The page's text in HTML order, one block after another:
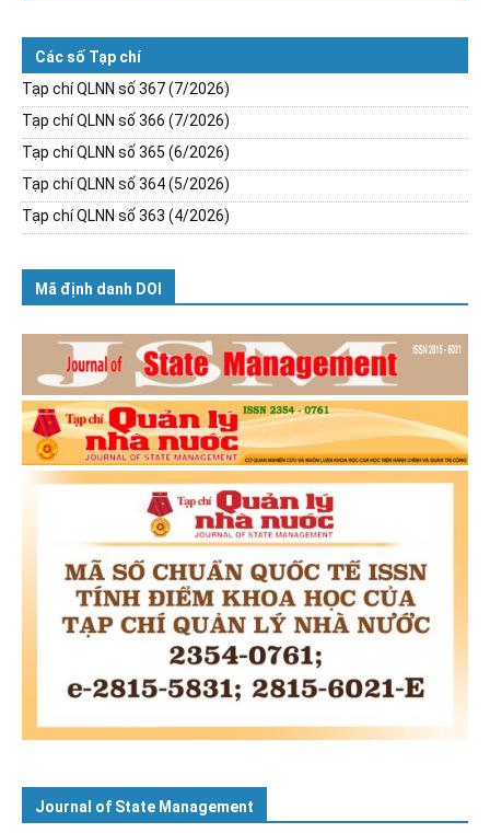
Các số Tạp chí
Tạp chí QLNN số 367 (7/2026)
Tạp chí QLNN số 366 (7/2026)
Tạp chí QLNN số 365 (6/2026)
Tạp chí QLNN số 364 (5/2026)
Tạp chí QLNN số 363 (4/2026)
Mã định danh DOI
Journal of State Management